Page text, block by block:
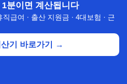
과 발전을 위한 투자입니다.
여성들이 안심하고 출산하
성장할 수 있는 사회를 만
한, 모성보호육아지원에 대
하고, 더 많은 지원책을 마
분이면 계산됩니다
급여 · 출산 지원금 · 4대보험 · 근
기 바로가기 →